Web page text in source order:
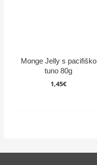
Monge Jelly s pacifiško
tuno 80g
1,45€